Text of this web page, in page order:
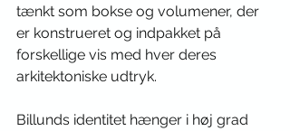
tænkt som bokse og volumener, der
er konstrueret og indpakket på
forskellige vis med hver deres
arkitektoniske udtryk.
Billunds identitet hænger i høj grad